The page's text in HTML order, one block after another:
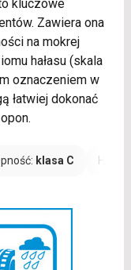
kluczowe
Zawiera ona
na mokrej
hałasu (skala
oznaczeniem w
łatwiej dokonać
klasa C Hałas: